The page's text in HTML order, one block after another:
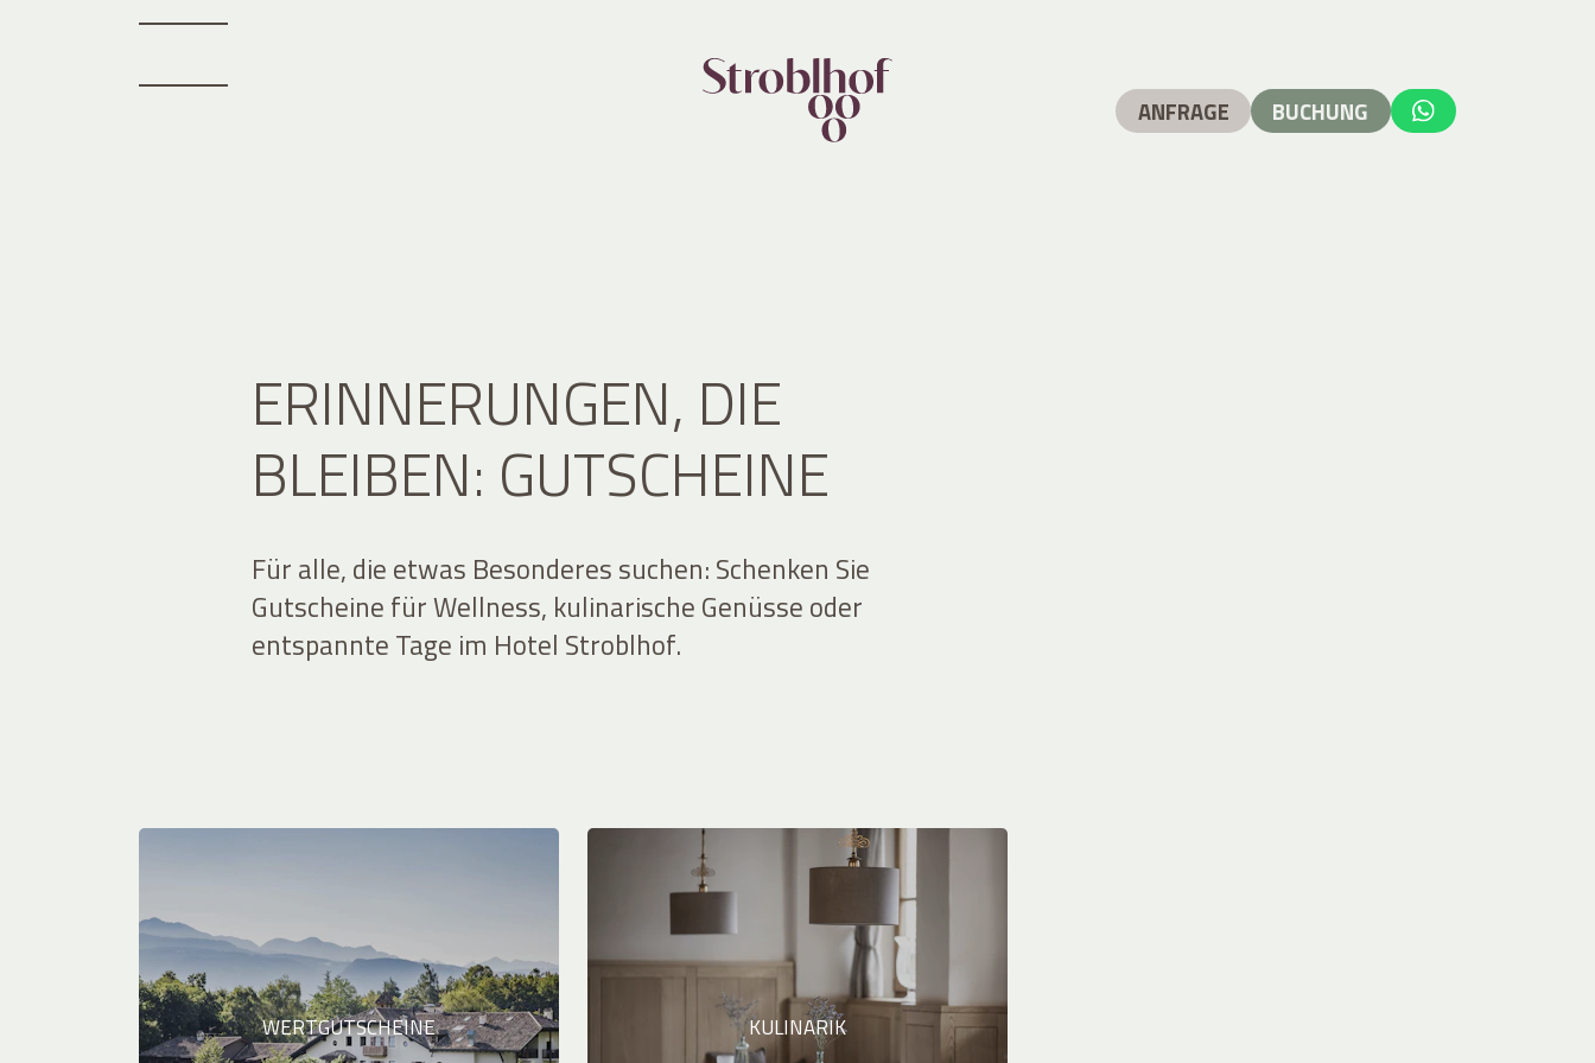
ERINNERUNGEN, DIE
BLEIBEN: GUTSCHEINE
Für alle, die etwas Besonderes suchen: Schenken Sie
Gutscheine für Wellness, kulinarische Genüsse oder
entspannte Tage im Hotel Stroblhof.
WERTGUTSCHEINE KULINARIK
ANFRAGE BUCHUNG